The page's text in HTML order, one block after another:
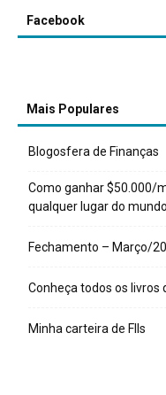
Facebook
Mais Populares
Blogosfera de Finanças
Como ganhar $50.000/
qualquer lugar do mundo
Fechamento – Março/
Conheça todos os livros
Minha carteira de FIIs